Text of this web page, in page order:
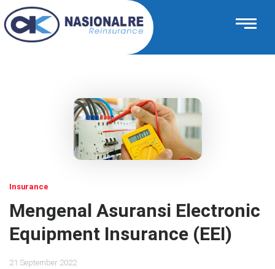
Insurance
Mengenal Asuransi Electronic
Equipment Insurance (EEI)
21 September 2022